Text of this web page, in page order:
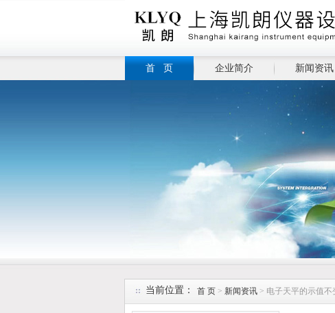
首 页 企业简介 新闻资讯
当前位置： 首 页 > 新闻资讯 > 电子天平的示值不